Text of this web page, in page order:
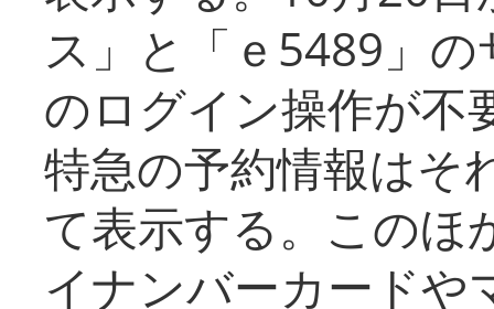
ス」と「ｅ5489」
のログイン操作が不
特急の予約情報はそ
て表示する。このほ
イナンバーカードや